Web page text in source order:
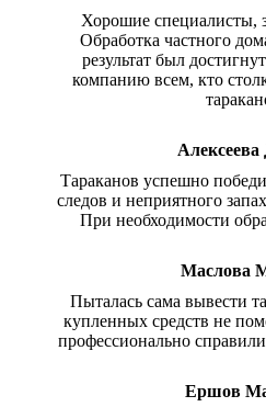
Хорошие специалисты,
Обработка частного
результат был
компанию всем, кто
Алексеева
Тараканов успешно
следов и неприятного
При необходимости
Маслова
Пыталась сама вывести
купленных средств не
профессионально
Ершов